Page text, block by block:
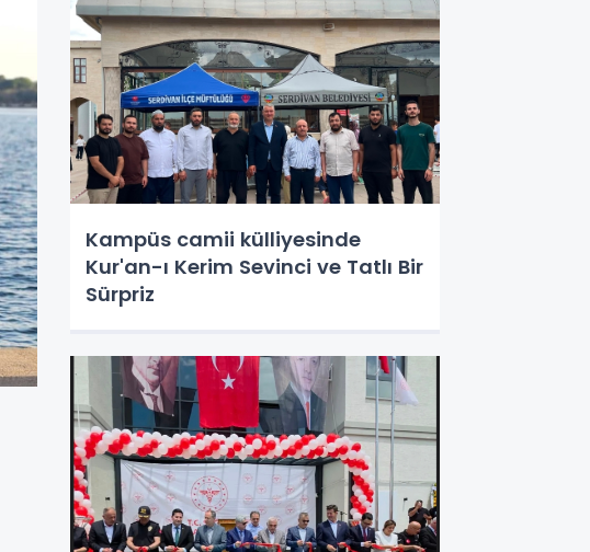
Kampüs camii külliyesinde
Kur'an-ı Kerim Sevinci ve Tatlı Bir
Sürpriz